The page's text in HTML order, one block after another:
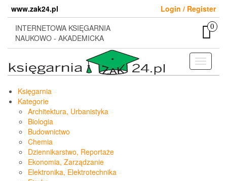
content
www.zak24.pl
Login / Register
INTERNETOWA KSIĘGARNIA
NAUKOWO - AKADEMICKA
0
Toggle
Księgarnia
Kategorie
Architektura, Urbanistyka
Biologia
Budownictwo
Chemia
Dziennikarstwo, Reportaże
Ekonomia, Zarządzanie
Elektronika, Elektrotechnika